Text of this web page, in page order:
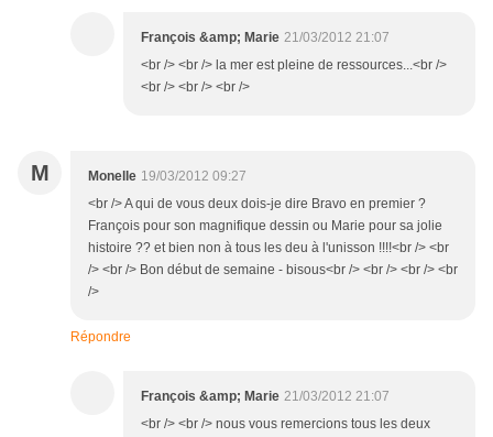
François &amp; Marie 21/03/2012 21:07
<br /> <br /> la mer est pleine de ressources...<br />
<br /> <br /> <br />
M Monelle 19/03/2012 09:27
<br /> A qui de vous deux dois-je dire Bravo en premier ?
François pour son magnifique dessin ou Marie pour sa jolie
histoire ?? et bien non à tous les deu à l'unisson !!!!<br /> <br
/> <br /> Bon début de semaine - bisous<br /> <br /> <br /> <br
/>
Répondre
François &amp; Marie 21/03/2012 21:07
<br /> <br /> nous vous remercions tous les deux